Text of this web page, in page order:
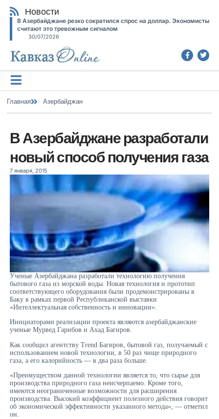
Новости
В Азербайджане резко сократился спрос на доллар. Экономисты
считают это тревожным сигналом
30/07/2026
Главная Азербайджан
В Азербайджане разработали
новый способ получения газа
7 января, 2015
Ученые Азербайджана разработали технологию получения
бытового газа из морской воды. Новая технология и прототип
соответствующего оборудования были продемонстрированы в
Баку в рамках первой Республиканской выставки
«Интеллектуальная собственность и инновации».
Инициаторами реализации проекта являются азербайджанские
ученые Мурвед Гарибов и Ахад Багиров.
Как сообщил агентству Trend Багиров, бытовой газ, получаемый с
использованием новой технологии, в 50 раз чище природного
газа, а его калорийность — в два раза больше.
«Преимуществом данной технологии является то, что сырье для
производства природного газа неисчерпаемо. Кроме того,
имеются неограниченные возможности для расширения
производства. Высокий коэффициент полезного действия говорит
об экономической эффективности указанного метода», — отметил
он.